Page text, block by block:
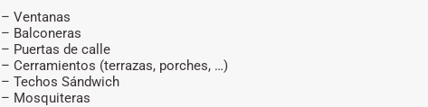
– Ventanas
– Balconeras
– Puertas de calle
– Cerramientos (terrazas, porches, …)
– Techos Sándwich
– Mosquiteras